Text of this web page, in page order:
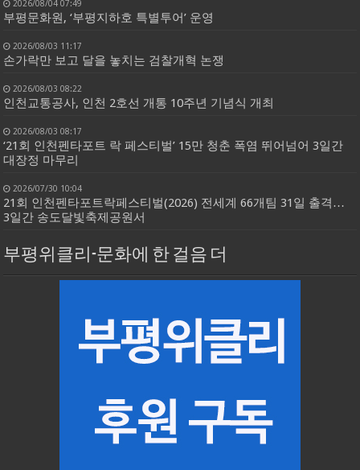
2026/08/04 07:49
부평문화원, ‘부평지하호 특별투어’ 운영
2026/08/03 11:17
손가락만 보고 달을 놓치는 검찰개혁 논쟁
2026/08/03 08:22
인천교통공사, 인천 2호선 개통 10주년 기념식 개최
2026/08/03 08:17
‘21회 인천펜타포트 락 페스티벌’ 15만 청춘 폭염 뛰어넘어 3일간
대장정 마무리
2026/07/30 10:04
21회 인천펜타포트락페스티벌(2026) 전세계 66개팀 31일 출격…
3일간 송도달빛축제공원서
부평위클리-문화에 한 걸음 더